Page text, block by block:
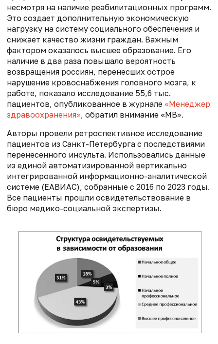
несмотря на наличие реабилитационных программ.
Это создает дополнительную экономическую
нагрузку на систему социального обеспечения и
снижает качество жизни граждан. Важным
фактором оказалось высшее образование. Его
наличие в два раза повышало вероятность
возвращения россиян, перенесших острое
нарушение кровоснабжения головного мозга, к
работе, показало исследование 55,6 тыс.
пациентов, опубликованное в журнале «Менеджер
здравоохранения», обратил внимание «МВ».
Авторы провели ретроспективное исследование
пациентов из Санкт-Петербурга с последствиями
перенесенного инсульта. Использовались данные
из единой автоматизированной вертикально
интегрированной информационно-аналитической
системе (ЕАВИАС), собранные с 2016 по 2023 годы.
Все пациенты прошли освидетельствование в
бюро медико-социальной экспертизы.